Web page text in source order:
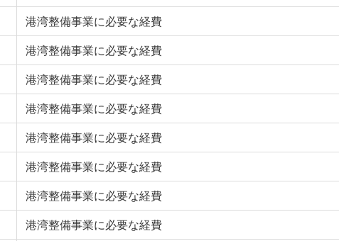
港湾整備事業に必要な経費
港湾整備事業に必要な経費
港湾整備事業に必要な経費
港湾整備事業に必要な経費
港湾整備事業に必要な経費
港湾整備事業に必要な経費
港湾整備事業に必要な経費
港湾整備事業に必要な経費